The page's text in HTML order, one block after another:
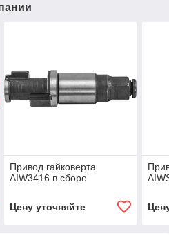
Привод гайковерта
AIW3416 в сборе
Цену уточняйте